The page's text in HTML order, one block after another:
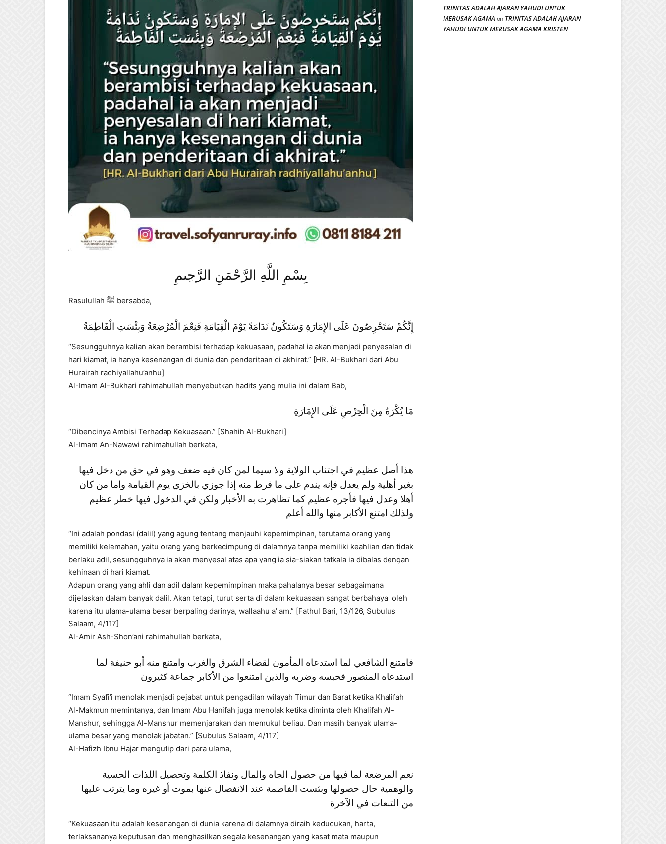
بِسْمِ اللَّهِ الرَّحْمَنِ الرَّحِيمِ
Rasulullah ﷺ bersabda,
إِنَّكُمْ سَتَحْرِصُونَ عَلَى الإِمَارَةِ وَسَتَكُونُ نَدَامَةً يَوْمَ الْقِيَامَةِ فَنِعْمَ الْمُرْضِعَةُ وَبِئْسَتِ الْفَاطِمَةُ
“Sesungguhnya kalian akan berambisi terhadap kekuasaan, padahal ia akan menjadi penyesalan di
hari kiamat, ia hanya kesenangan di dunia dan penderitaan di akhirat.” [HR. Al-Bukhari dari Abu
Hurairah radhiyallahu’anhu]
Al-Imam Al-Bukhari rahimahullah menyebutkan hadits yang mulia ini dalam Bab,
مَا يُكْرَهُ مِنَ الْحِرْصِ عَلَى الإِمَارَةِ
“Dibencinya Ambisi Terhadap Kekuasaan.” [Shahih Al-Bukhari]
Al-Imam An-Nawawi rahimahullah berkata,
هذا أصل عظيم في اجتناب الولاية ولا سيما لمن كان فيه ضعف وهو في حق من دخل فيها
بغير أهلية ولم يعدل فإنه يندم على ما فرط منه إذا جوزي بالخزي يوم القيامة واما من كان
أهلا وعدل فيها فأجره عظيم كما تظاهرت به الأخبار ولكن في الدخول فيها خطر عظيم
ولذلك امتنع الأكابر منها والله أعلم
“Ini adalah pondasi (dalil) yang agung tentang menjauhi kepemimpinan, terutama orang yang
memiliki kelemahan, yaitu orang yang berkecimpung di dalamnya tanpa memiliki keahlian dan tidak
berlaku adil, sesungguhnya ia akan menyesal atas apa yang ia sia-siakan tatkala ia dibalas dengan
kehinaan di hari kiamat.
Adapun orang yang ahli dan adil dalam kepemimpinan maka pahalanya besar sebagaimana
dijelaskan dalam banyak dalil. Akan tetapi, turut serta di dalam kekuasaan sangat berbahaya, oleh
karena itu ulama-ulama besar berpaling darinya, wallaahu a’lam.” [Fathul Bari, 13/126, Subulus
Salaam, 4/117]
Al-Amir Ash-Shon’ani rahimahullah berkata,
فامتنع الشافعي لما استدعاه المأمون لقضاء الشرق والغرب وامتنع منه أبو حنيفة لما
استدعاه المنصور فحبسه وضربه والذين امتنعوا من الأكابر جماعة كثيرون
“Imam Syafi’i menolak menjadi pejabat untuk pengadilan wilayah Timur dan Barat ketika Khalifah
Al-Makmun memintanya, dan Imam Abu Hanifah juga menolak ketika diminta oleh Khalifah Al-
Manshur, sehingga Al-Manshur memenjarakan dan memukul beliau. Dan masih banyak ulama-
ulama besar yang menolak jabatan.” [Subulus Salaam, 4/117]
Al-Hafizh Ibnu Hajar mengutip dari para ulama,
نعم المرضعة لما فيها من حصول الجاه والمال ونفاذ الكلمة وتحصيل اللذات الحسية
والوهمية حال حصولها وبئست الفاطمة عند الانفصال عنها بموت أو غيره وما يترتب عليها
من التبعات في الآخرة
“Kekuasaan itu adalah kesenangan di dunia karena di dalamnya diraih kedudukan, harta,
terlaksananya keputusan dan menghasilkan segala kesenangan yang kasat mata maupun
TRINITAS ADALAH AJARAN YAHUDI UNTUK
MERUSAK AGAMA on TRINITAS ADALAH AJARAN
YAHUDI UNTUK MERUSAK AGAMA KRISTEN